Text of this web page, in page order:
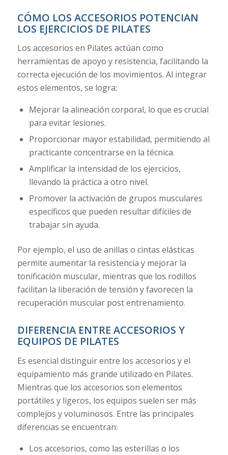
CÓMO LOS ACCESORIOS POTENCIAN
LOS EJERCICIOS DE PILATES
Los accesorios en Pilates actúan como
herramientas de apoyo y resistencia, facilitando la
correcta ejecución de los movimientos. Al integrar
estos elementos, se logra:
Mejorar la alineación corporal, lo que es crucial
para evitar lesiones.
Proporcionar mayor estabilidad, permitiendo al
practicante concentrarse en la técnica.
Amplificar la intensidad de los ejercicios,
llevando la práctica a otro nivel.
Promover la activación de grupos musculares
específicos que pueden resultar difíciles de
trabajar sin ayuda.
Por ejemplo, el uso de anillas o cintas elásticas
permite aumentar la resistencia y mejorar la
tonificación muscular, mientras que los rodillos
facilitan la liberación de tensión y favorecen la
recuperación muscular post entrenamiento.
DIFERENCIA ENTRE ACCESORIOS Y
EQUIPOS DE PILATES
Es esencial distinguir entre los accesorios y el
equipamiento más grande utilizado en Pilates.
Mientras que los accesorios son elementos
portátiles y ligeros, los equipos suelen ser más
complejos y voluminosos. Entre las principales
diferencias se encuentran:
Los accesorios, como las esterillas o los